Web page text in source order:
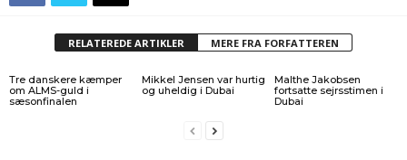
RELATEREDE ARTIKLER MERE FRA FORFATTEREN
Tre danskere kæmper
om ALMS-guld i
sæsonfinalen
Mikkel Jensen var hurtig
og uheldig i Dubai
Malthe Jakobsen
fortsatte sejrsstimen i
Dubai